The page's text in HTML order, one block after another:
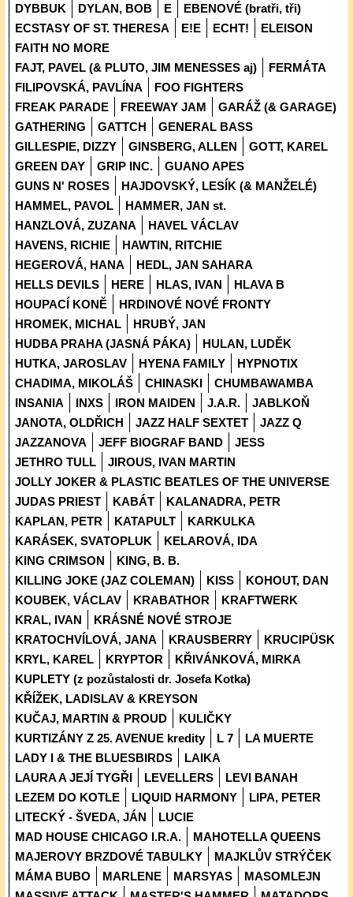
DYBBUK
DYLAN, BOB E
EBENOVÉ (bratři, tři)
ECSTASY OF ST. THERESA
E!E ECHT!
ELEISON
FAITH NO MORE
FAJT, PAVEL (& PLUTO, JIM MENESSES aj)
FERMÁTA
FILIPOVSKÁ, PAVLÍNA
FOO FIGHTERS
FREAK PARADE
FREEWAY JAM
GARÁŽ (& GARAGE)
GATHERING
GATTCH
GENERAL BASS
GILLESPIE, DIZZY
GINSBERG, ALLEN
GOTT, KAREL
GREEN DAY
GRIP INC.
GUANO APES
GUNS N' ROSES
HAJDOVSKÝ, LESÍK (& MANŽELÉ)
HAMMEL, PAVOL
HAMMER, JAN st.
HANZLOVÁ, ZUZANA
HAVEL VÁCLAV
HAVENS, RICHIE
HAWTIN, RITCHIE
HEGEROVÁ, HANA
HEDL, JAN SAHARA
HELLS DEVILS
HERE HLAS, IVAN
HLAVA B
HOUPACÍ KONĚ
HRDINOVÉ NOVÉ FRONTY
HROMEK, MICHAL
HRUBÝ, JAN
HUDBA PRAHA (JASNÁ PÁKA)
HULAN, LUDĚK
HUTKA, JAROSLAV
HYENA FAMILY
HYPNOTIX
CHADIMA, MIKOLÁŠ
CHINASKI
CHUMBAWAMBA
INSANIA
INXS IRON MAIDEN J.A.R.
JABLKOŇ
JANOTA, OLDŘICH
JAZZ HALF SEXTET
JAZZ Q
JAZZANOVA
JEFF BIOGRAF BAND
JESS
JETHRO TULL
JIROUS, IVAN MARTIN
JOLLY JOKER & PLASTIC BEATLES OF THE UNIVERSE
JUDAS PRIEST
KABÁT
KALANADRA, PETR
KAPLAN, PETR
KATAPULT
KARKULKA
KARÁSEK, SVATOPLUK
KELAROVÁ, IDA
KING CRIMSON
KING, B. B.
KILLING JOKE (JAZ COLEMAN)
KISS
KOHOUT, DAN
KOUBEK, VÁCLAV
KRABATHOR
KRAFTWERK
KRAL, IVAN
KRÁSNÉ NOVÉ STROJE
KRATOCHVÍLOVÁ, JANA
KRAUSBERRY
KRUCIPÜSK
KRYL, KAREL
KRYPTOR
KŘIVÁNKOVÁ, MIRKA
KUPLETY (z pozůstalosti dr. Josefa Kotka)
KŘÍŽEK, LADISLAV & KREYSON
KUČAJ, MARTIN & PROUD
KULIČKY
KURTIZÁNY Z 25. AVENUE kredity
L 7
LA MUERTE
LADY I & THE BLUESBIRDS
LAIKA
LAURA A JEJÍ TYGŘI
LEVELLERS
LEVI BANAH
LEZEM DO KOTLE
LIQUID HARMONY
LIPA, PETER
LITECKÝ - ŠVEDA, JÁN
LUCIE
MAD HOUSE CHICAGO I.R.A.
MAHOTELLA QUEENS
MAJEROVY BRZDOVÉ TABULKY
MAJKLŮV STRÝČEK
MÁMA BUBO
MARLENE MARSYAS
MASOMLEJN